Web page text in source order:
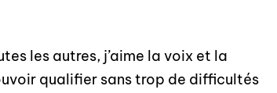
les autres, j’aime la voix et la
qualifier sans trop de difficultés